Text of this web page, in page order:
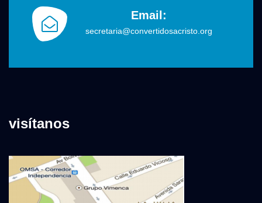
Email:
secretaria@convertidosacristo.org
visítanos